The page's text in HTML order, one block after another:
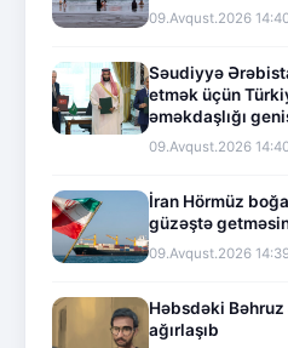
09.Avqust.2026
Səudiyyə
etmək üçün
əməkdaşlığı
09.Avqust.2026
İran Hörmüz
güzəştə
09.Avqust.2026
Həbsdəki
ağırlaşıb